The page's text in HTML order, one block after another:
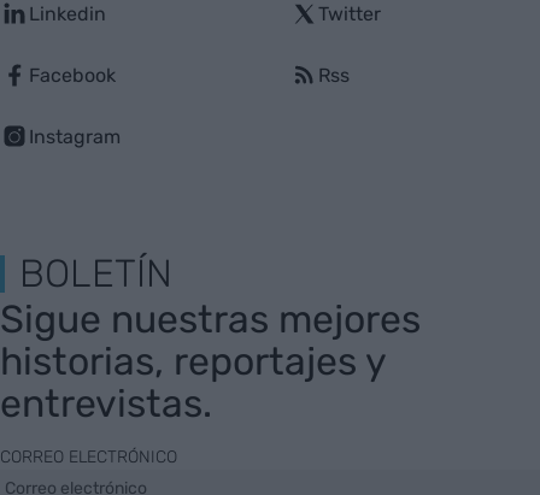
Linkedin
Facebook
Instagram
Twitter
Rss
BOLETÍN
Sigue nuestras mejores
historias, reportajes y
entrevistas.
CORREO ELECTRÓNICO